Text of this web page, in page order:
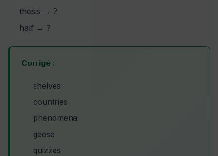
thesis → ?
half → ?
Corrigé :
shelves
countries
phenomena
geese
quizzes